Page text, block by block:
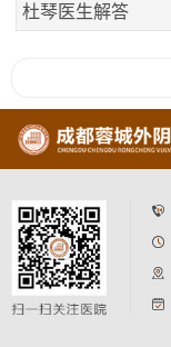
杜琴医生解答